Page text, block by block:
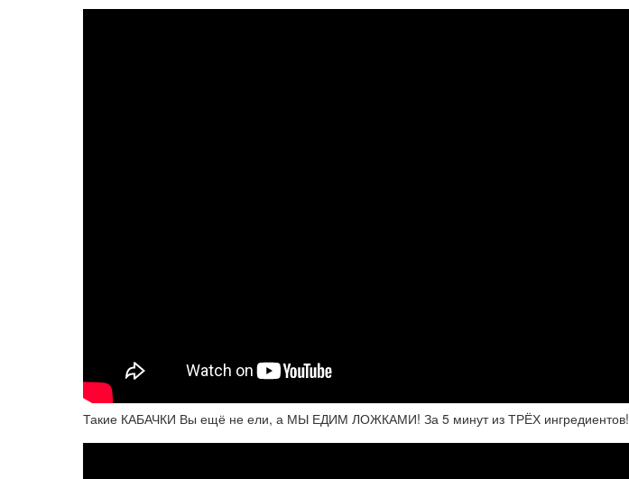
Такие КАБАЧКИ Вы ещё не ели, а МЫ ЕДИМ ЛОЖКАМИ! За 5 минут из ТРЁХ ингредиентов!